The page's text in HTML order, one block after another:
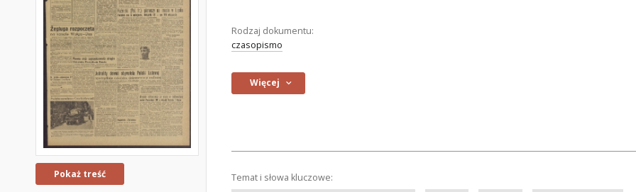
Pokaż treść
Rodzaj dokumentu:
czasopismo
Więcej
Temat i słowa kluczowe: